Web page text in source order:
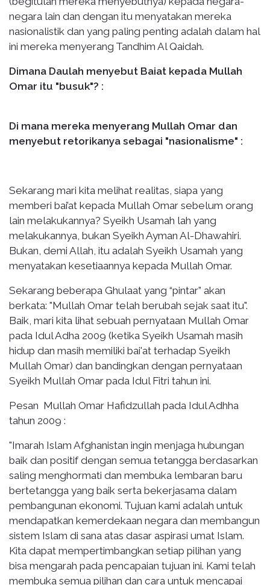
negara lain dan dengan itu menyatakan mereka
nasionalistik dan yang paling penting adalah dalam hal
ini mereka menyerang Tandhim Al Qaidah.
Dimana Daulah menyebut Baiat kepada Mullah
Omar itu "busuk"? :
Di mana mereka menyerang Mullah Omar dan
menyebut retorikanya sebagai "nasionalisme" :
Sekarang mari kita melihat realitas, siapa yang
memberi bai’at kepada Mullah Omar sebelum orang
lain melakukannya? Syeikh Usamah lah yang
melakukannya, bukan Syeikh Ayman Al-Dhawahiri.
Bukan, demi Allah, itu adalah Syeikh Usamah yang
menyatakan kesetiaannya kepada Mullah Omar.
Sekarang beberapa Ghulaat yang “pintar” akan
berkata: "Mullah Omar telah berubah sejak saat itu".
Baik, mari kita lihat sebuah pernyataan Mullah Omar
pada Idul Adha 2009 (ketika Syeikh Usamah masih
hidup dan masih memiliki bai'at terhadap Syeikh
Mullah Omar) dan bandingkan dengan pernyataan
Syeikh Mullah Omar pada Idul Fitri tahun ini.
Pesan Mullah Omar Hafidzullah pada Idul Adhha
tahun 2009 :
"Imarah Islam Afghanistan ingin menjaga hubungan
baik dan positif dengan semua tetangga berdasarkan
saling menghormati dan membuka lembaran baru
bertetangga yang baik serta bekerjasama dalam
pembangunan ekonomi. Tujuan kami adalah untuk
mendapatkan kemerdekaan negara dan membangun
sistem Islam di sana atas dasar aspirasi umat Islam.
Kita dapat mempertimbangkan setiap pilihan yang
bisa mengarah pada pencapaian tujuan ini. Kami telah
membuka semua pilihan dan cara untuk mencapai